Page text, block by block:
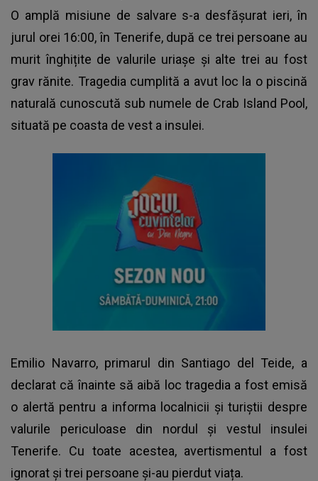
O amplă misiune de salvare s-a desfășurat ieri, în
jurul orei 16:00, în Tenerife, după ce trei persoane au
murit înghițite de valurile uriașe și alte trei au fost
grav rănite. Tragedia cumplită a avut loc la o piscină
naturală cunoscută sub numele de Crab Island Pool,
situată pe coasta de vest a insulei.
Emilio Navarro, primarul din Santiago del Teide, a
declarat că înainte să aibă loc tragedia a fost emisă
o alertă pentru a informa localnicii și turiștii despre
valurile periculoase din nordul și vestul insulei
Tenerife. Cu toate acestea, avertismentul a fost
ignorat și trei persoane și-au pierdut viața.